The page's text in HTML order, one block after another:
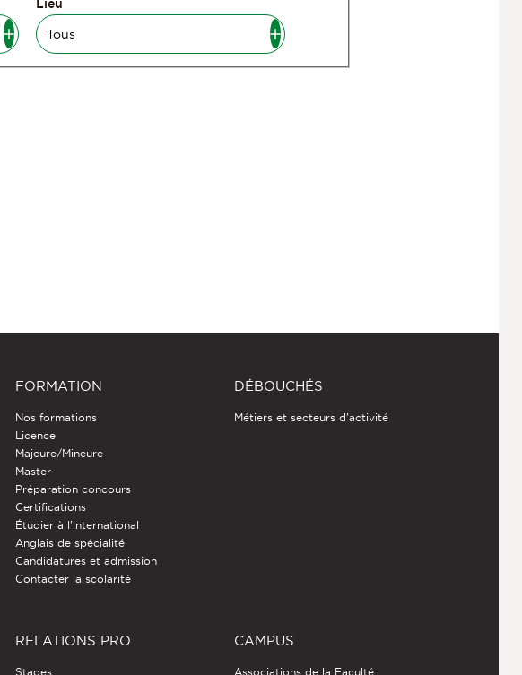
Lieu
FORMATION
Nos formations
Licence
Majeure/Mineure
Master
Préparation concours
Certifications
Étudier à l'international
Anglais de spécialité
Candidatures et admission
Contacter la scolarité
DÉBOUCHÉS
Métiers et secteurs d'activité
RELATIONS PRO
Stages
CAMPUS
Associations de la Faculté